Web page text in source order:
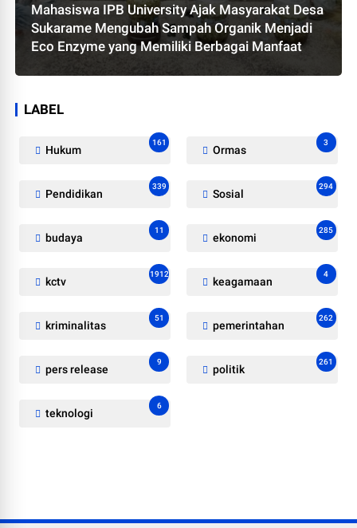
Mahasiswa IPB University Ajak Masyarakat Desa
Sukarame Mengubah Sampah Organik Menjadi
Eco Enzyme yang Memiliki Berbagai Manfaat
LABEL
Hukum
161
Ormas
3
Pendidikan
339
Sosial
294
budaya
11
ekonomi
285
kctv
1912
keagamaan
4
kriminalitas
51
pemerintahan
262
pers release
9
politik
261
teknologi
6